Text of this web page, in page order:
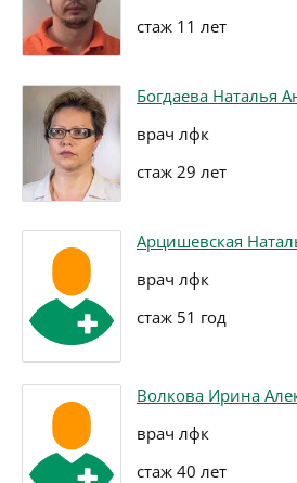
стаж 11 лет
Богдаева Наталья
врач лфк
стаж 29 лет
Арцишевская
врач лфк
стаж 51 год
Волкова Ирина
врач лфк
стаж 40 лет